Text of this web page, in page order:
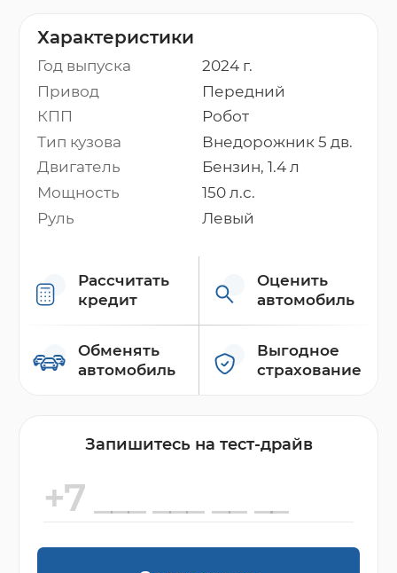
Характеристики
Год выпуска
2024 г.
Привод
Передний
КПП
Робот
Тип кузова
Внедорожник 5 дв.
Двигатель
Бензин, 1.4 л
Мощность
150 л.с.
Руль
Левый
Рассчитать
кредит
Оценить
автомобиль
Обменять
автомобиль
Выгодное
страхование
Запишитесь на тест-драйв